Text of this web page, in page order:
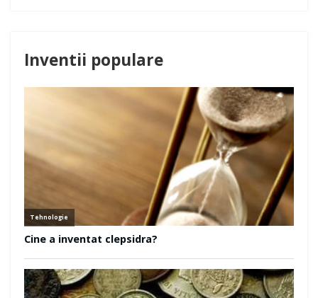
Inventii populare